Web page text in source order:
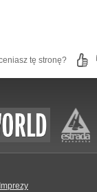
tę stronę?
Imprezy